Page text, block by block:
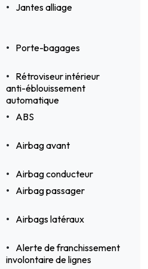
Jantes alliage
Porte-bagages
Rétroviseur intérieur
anti-éblouissement
automatique
ABS
Airbag avant
Airbag conducteur
Airbag passager
Airbags latéraux
Alerte de franchissement
involontaire de lignes